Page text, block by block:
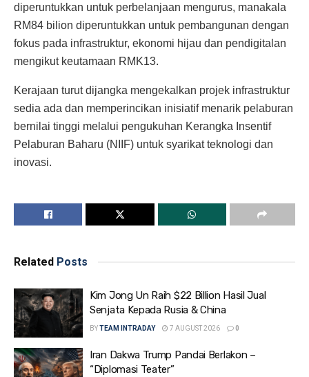
diperuntukkan untuk perbelanjaan mengurus, manakala
RM84 bilion diperuntukkan untuk pembangunan dengan
fokus pada infrastruktur, ekonomi hijau dan pendigitalan
mengikut keutamaan RMK13.
Kerajaan turut dijangka mengekalkan projek infrastruktur
sedia ada dan memperincikan inisiatif menarik pelaburan
bernilai tinggi melalui pengukuhan Kerangka Insentif
Pelaburan Baharu (NIIF) untuk syarikat teknologi dan
inovasi.
Related Posts
Kim Jong Un Raih $22 Billion Hasil Jual
Senjata Kepada Rusia & China
BYTEAM INTRADAY 7 AUGUST 2026 0
Iran Dakwa Trump Pandai Berlakon –
“Diplomasi Teater”